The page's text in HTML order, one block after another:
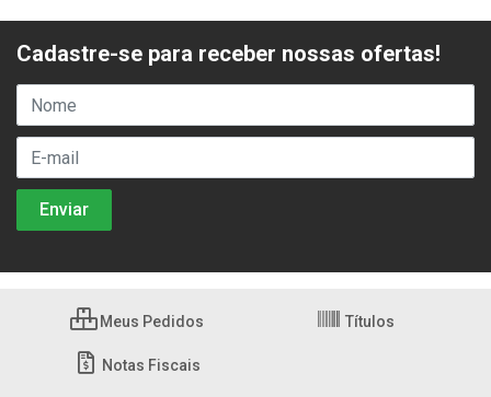
Cadastre-se para receber nossas ofertas!
Meus Pedidos Títulos
Notas Fiscais